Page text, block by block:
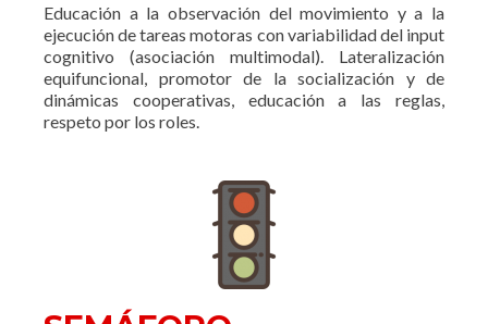
Educación a la observación del movimiento y a la
ejecución de tareas motoras con variabilidad del input
cognitivo (asociación multimodal). Lateralización
equifuncional, promotor de la socialización y de
dinámicas cooperativas, educación a las reglas,
respeto por los roles.